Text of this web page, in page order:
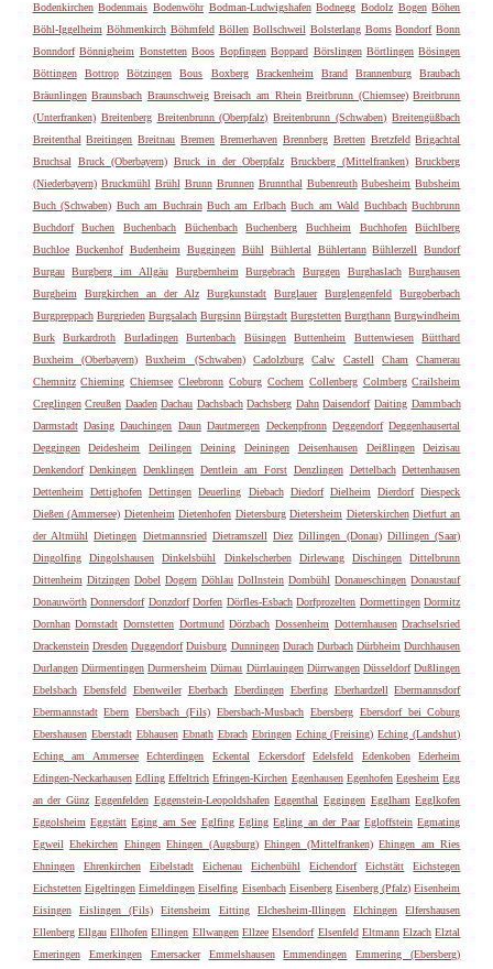
Bodenkirchen Bodenmais Bodenwöhr Bodman-Ludwigshafen Bodnegg Bodolz Bogen Böhen
Böhl-Iggelheim Böhmenkirch Böhmfeld Böllen Bollschweil Bolsterlang Boms Bondorf Bonn
Bonndorf Bönnigheim Bonstetten Boos Bopfingen Boppard Börslingen Börtlingen Bösingen
Böttingen
Bottrop Bötzingen Bous Boxberg Brackenheim Brand Brannenburg
Braubach
Bräunlingen Braunsbach Braunschweig Breisach am Rhein Breitbrunn (Chiemsee) Breitbrunn
(Unterfranken) Breitenberg Breitenbrunn (Oberpfalz) Breitenbrunn (Schwaben) Breitengüßbach
Breitenthal Breitingen Breitnau Bremen Bremerhaven Brennberg Bretten Bretzfeld Brigachtal
Bruchsal
Bruck (Oberbayern) Bruck in der Oberpfalz Bruckberg (Mittelfranken) Bruckberg
(Niederbayern) Bruckmühl Brühl Brunn Brunnen Brunnthal Bubenreuth Bubesheim Bubsheim
Buch (Schwaben) Buch am Buchrain Buch am Erlbach Buch am Wald Buchbach Buchbrunn
Buchdorf
Buchen Buchenbach Büchenbach Buchenberg Buchheim Buchhofen
Büchlberg
Buchloe Buckenhof Budenheim Buggingen Bühl Bühlertal Bühlertann Bühlerzell
Bundorf
Burgau
Burgberg im Allgäu Burgbernheim Burgebrach Burggen Burghaslach
Burghausen
Burgheim
Burgkirchen an der Alz Burgkunstadt Burglauer Burglengenfeld
Burgoberbach
Burgpreppach Burgrieden Burgsalach Burgsinn Bürgstadt Burgstetten Burgthann Burgwindheim
Burk
Burkardroth Burladingen Burtenbach Büsingen Buttenheim Buttenwiesen
Bütthard
Buxheim (Oberbayern)
Buxheim (Schwaben) Cadolzburg Calw Castell Cham
Chamerau
Chemnitz Chieming Chiemsee Cleebronn Coburg Cochem Collenberg Colmberg Crailsheim
Creglingen Creußen Daaden Dachau Dachsbach Dachsberg Dahn Daisendorf Daiting Dammbach
Darmstadt Dasing Dauchingen Daun Dautmergen Deckenpfronn Deggendorf Deggenhausertal
Deggingen
Deidesheim Deilingen Deining Deiningen Deisenhausen Deißlingen
Deizisau
Denkendorf Denkingen Denklingen Dentlein am Forst Denzlingen Dettelbach Dettenhausen
Dettenheim
Dettighofen Dettingen Deuerling Diebach Diedorf Dielheim Dierdorf Diespeck
Dießen (Ammersee) Dietenheim Dietenhofen Dietersburg Dietersheim Dieterskirchen Dietfurt an
der Altmühl Dietingen Dietmannsried Dietramszell Diez Dillingen (Donau) Dillingen (Saar)
Dingolfing
Dingolshausen Dinkelsbühl Dinkelscherben Dirlewang Dischingen
Dittelbrunn
Dittenheim Ditzingen Dobel Dogern Döhlau Dollnstein Dombühl Donaueschingen Donaustauf
Donauwörth Donnersdorf Donzdorf Dorfen Dörfles-Esbach Dorfprozelten Dormettingen Dormitz
Dornhan Dornstadt Dornstetten Dortmund Dörzbach Dossenheim Dotternhausen Drachselsried
Drackenstein Dresden Duggendorf Duisburg Dunningen Durach Durbach Dürbheim Durchhausen
Durlangen Dürmentingen Durmersheim Dürnau Dürrlauingen Dürrwangen Düsseldorf Dußlingen
Ebelsbach Ebensfeld Ebenweiler Eberbach Eberdingen Eberfing Eberhardzell Ebermannsdorf
Ebermannstadt Ebern Ebersbach (Fils) Ebersbach-Musbach Ebersberg Ebersdorf bei Coburg
Ebershausen Eberstadt Ebhausen Ebnath Ebrach Ebringen Eching (Freising) Eching (Landshut)
Eching am Ammersee
Echterdingen Eckental Eckersdorf Edelsfeld Edenkoben
Ederheim
Edingen-Neckarhausen Edling Effeltrich Efringen-Kirchen Egenhausen Egenhofen Egesheim Egg
an der Günz Eggenfelden Eggenstein-Leopoldshafen Eggenthal Eggingen Egglham Egglkofen
Eggolsheim Eggstätt Eging am See Eglfing Egling Egling an der Paar Egloffstein Egmating
Egweil Ehekirchen Ehingen Ehingen (Augsburg) Ehingen (Mittelfranken) Ehingen am Ries
Ehningen
Ehrenkirchen Eibelstadt Eichenau Eichenbühl Eichendorf Eichstätt
Eichstegen
Eichstetten Eigeltingen Eimeldingen Eiselfing Eisenbach Eisenberg Eisenberg (Pfalz) Eisenheim
Eisingen
Eislingen (Fils) Eitensheim Eitting Elchesheim-Illingen Elchingen
Elfershausen
Ellenberg Ellgau Ellhofen Ellingen Ellwangen Ellzee Elsendorf Elsenfeld Eltmann Elzach Elztal
Emeringen
Emerkingen Emersacker Emmelshausen Emmendingen
Emmering (Ebersberg)